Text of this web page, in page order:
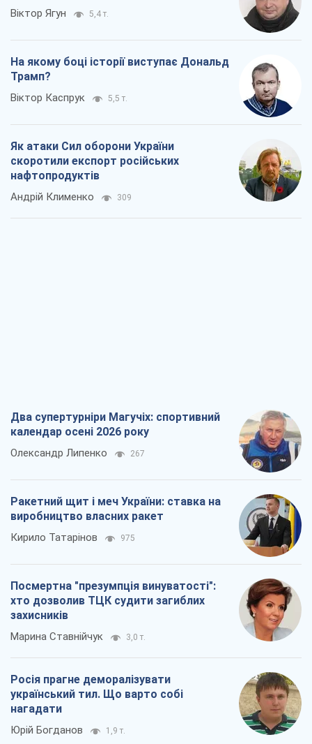
Віктор Ягун 5,4 т.
На якому боці історії виступає Дональд
Трамп?
Віктор Каспрук 5,5 т.
Як атаки Сил оборони України
скоротили експорт російських
нафтопродуктів
Андрій Клименко 309
Два супертурніри Магучіх: спортивний
календар осені 2026 року
Олександр Липенко 267
Ракетний щит і меч України: ставка на
виробництво власних ракет
Кирило Татарінов 975
Посмертна "презумпція винуватості":
хто дозволив ТЦК судити загиблих
захисників
Марина Ставнійчук 3,0 т.
Росія прагне деморалізувати
український тил. Що варто собі
нагадати
Юрій Богданов 1,9 т.